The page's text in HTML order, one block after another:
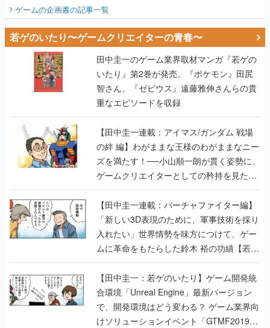
ゲームの企画書の記事一覧
若ゲのいたり〜ゲームクリエイターの青春〜
田中圭一のゲーム業界取材マンガ『若ゲの
いたり』第2巻が発売。『ポケモン』田尻
智さん、『ゼビウス』遠藤雅伸さんらの貴
重なエピソードを収録
【田中圭一連載：アイマス/ガンダム 戦場
の絆 編】わがままな王様のわがままなニー
ズを満たす！──小山順一朗が貫く姿勢に、
ゲームクリエイターとしての矜持を見た
【若ゲのいたり最終回】
【田中圭一連載：バーチャファイター編】
「新しい3D表現のために、軍事技術を採り
入れたい」世界情勢を味方につけて、ゲー
ムに革命をもたらした鈴木 裕の功績【若ゲ
のいたり】
【田中圭一：若ゲのいたり】ゲーム開発統
合環境「Unreal Engine」最新バージョン
で、開発環境はどう変わる？ ゲーム業界向
けソリューションイベント「GTMF2019」